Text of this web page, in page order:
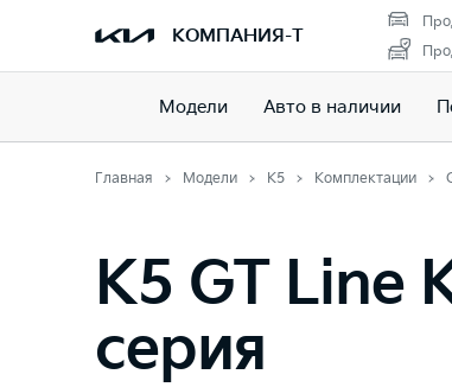
КОМПАНИЯ-Т
Модели Авто в наличии
Главная Модели K5 Комплектации
K5 GT Line
серия